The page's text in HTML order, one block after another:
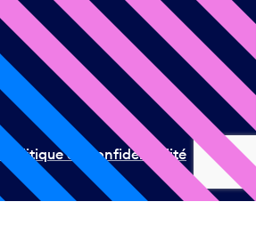
Politique de confidentialité